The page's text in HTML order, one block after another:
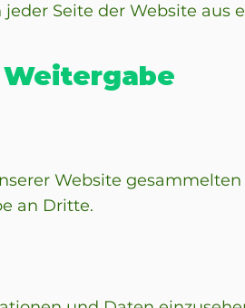
Seite der Website aus
Website
an Dritte.